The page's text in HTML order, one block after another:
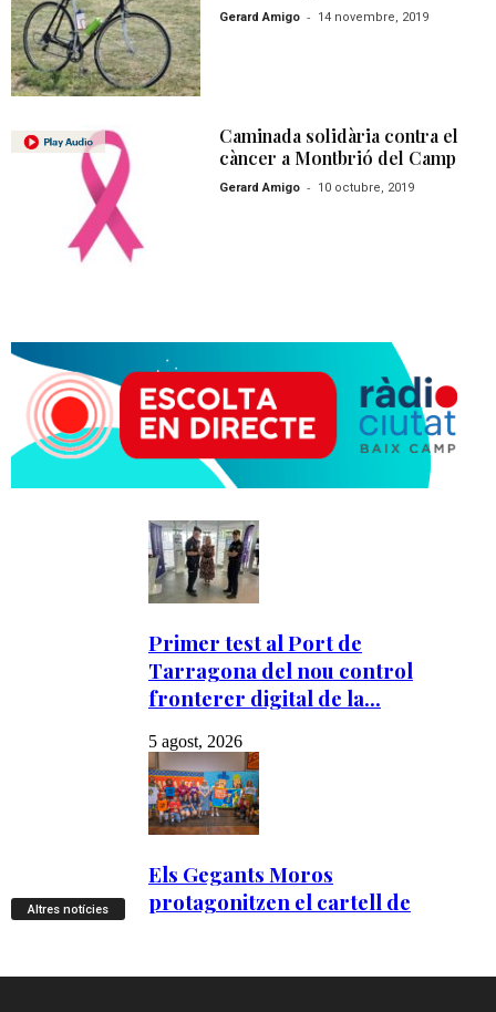
Gerard Amigo - 14 novembre, 2019
Caminada solidària contra el
càncer a Montbrió del Camp
Gerard Amigo - 10 octubre, 2019
Altres notícies